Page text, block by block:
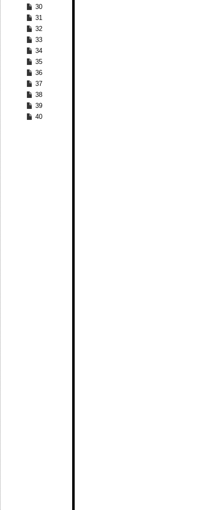
30
31
32
33
34
35
36
37
38
39
40